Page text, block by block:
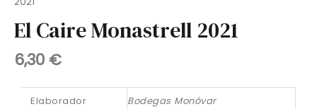
El Caire Monastrell 2021
6,30 €
Elaborador
Bodegas Monóvar